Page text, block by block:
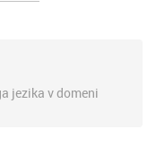
jezika v domeni